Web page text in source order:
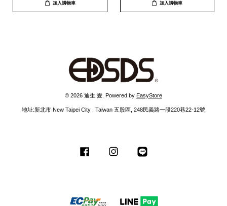
加入購物車 加入購物車
© 2026 迪生 愛. Powered by EasyStore
地址:新北市 New Taipei City , Taiwan 五股區, 248民義路一段220巷22-12號
Facebook Instagram